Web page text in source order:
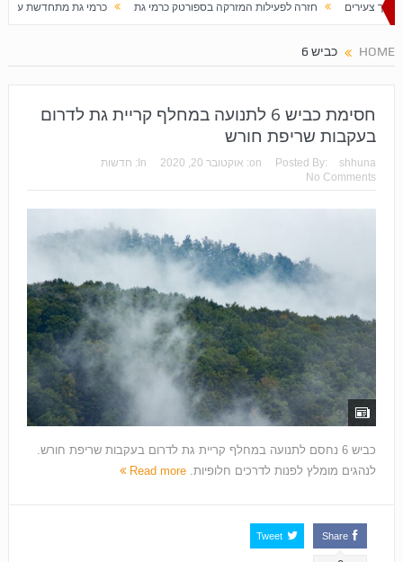
לפעילות המזרקה בספורטק כרמי גת כרמי גת מתחדשת עם בוא האביב
HOME כביש 6
חסימת כביש 6 לתנועה במחלף קריית גת לדרום
בעקבות שריפת חורש
Posted By: shhuna
on: אוקטובר 20, 2020 In:
חדשות
No Comments
כביש 6 נחסם לתנועה במחלף קריית גת לדרום בעקבות שריפת חורש.
לנהגים מומלץ לפנות לדרכים חלופיות. Read more
Share
Tweet